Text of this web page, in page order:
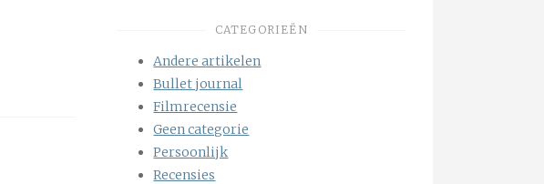
CATEGORIEËN
Andere artikelen
Bullet journal
Filmrecensie
Geen categorie
Persoonlijk
Recensies